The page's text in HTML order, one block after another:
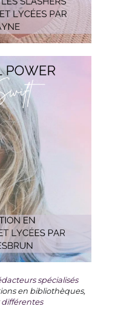
spécialisés
en bibliothèques,